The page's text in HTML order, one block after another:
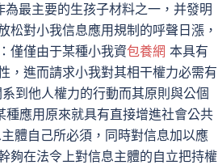
最主要的生孩子材料之一，并發明
對小我信息應用規制的呼聲日漲，
僅僅由于某種小我資包養網 本具有
，進而請求小我對其相干權力必需有
到他人權力的行動而其原則與公個
應用原來就具有直接增進社會公共
體自己所必須，同時對信息加以應
夠在法令上對信息主體的自立把持權